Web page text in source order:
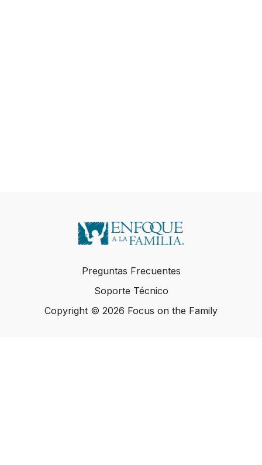
Preguntas Frecuentes
Soporte Técnico
Copyright © 2026 Focus on the Family